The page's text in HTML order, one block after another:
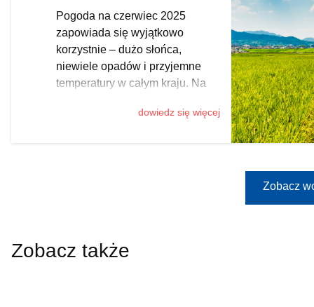
Pogoda na czerwiec 2025
zapowiada się wyjątkowo
korzystnie – dużo słońca,
niewiele opadów i przyjemne
temperatury w całym kraju. Na
synoptyków, przygotowaliśmy
dowiedz się więcej
Zobacz
Zobacz także